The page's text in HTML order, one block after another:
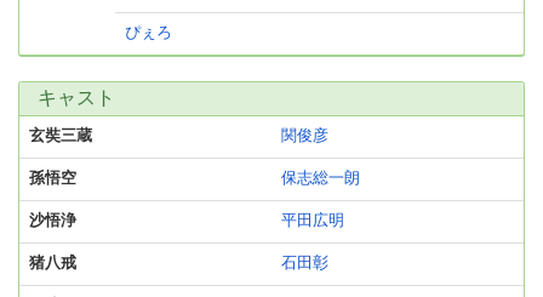
ぴぇろ
キャスト
玄奘三蔵 関俊彦
孫悟空 保志総一朗
沙悟浄 平田広明
猪八戒 石田彰